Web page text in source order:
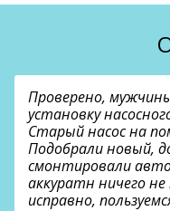
Проверено,
установку
Старый насос на
Подобрали новый,
смонтировали
аккуратн ничего
исправно,